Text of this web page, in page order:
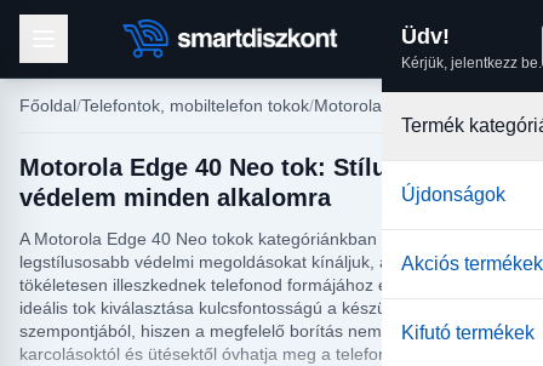
Üdv!
Kérjük, jelentkezz be.
Termék
Újdonságok
Akciós termékek
Kifutó termékek
Főoldal Telefontok, mobiltelefon tokok Motorola tokok
Motorola Edge 40 Neo tok: Stílusos
védelem minden alkalomra
A Motorola Edge 40 Neo tokok kategóriánkban a legújabb és
legstílusosabb védelmi megoldásokat kínáljuk, amelyek
tökéletesen illeszkednek telefonod formájához és designjához. Az
ideális tok kiválasztása kulcsfontosságú a készülék védelme
szempontjából, hiszen a megfelelő borítás nemcsak a
karcolásoktól és ütésektől óvhatja meg a telefont, hanem